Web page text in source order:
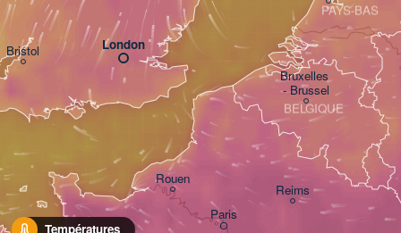
Températures
London
Bristol
Bruxelles
- Brussel
Reims
Rouen
PAYS-BAS
BELGIQUE
Paris